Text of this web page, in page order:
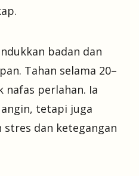
badan dan
Tahan selama 20–
nafas perlahan. Ia
tetapi juga
dan ketegangan